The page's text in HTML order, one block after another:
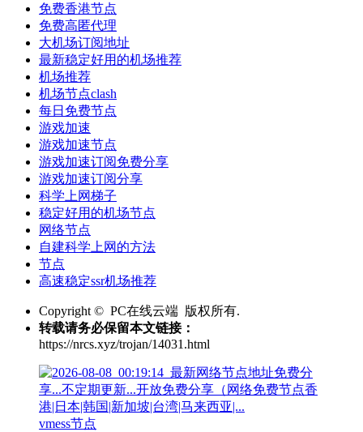
免费香港节点
免费高匿代理
大机场订阅地址
最新稳定好用的机场推荐
机场推荐
机场节点clash
每日免费节点
游戏加速
游戏加速节点
游戏加速订阅免费分享
游戏加速订阅分享
科学上网梯子
稳定好用的机场节点
网络节点
自建科学上网的方法
节点
高速稳定ssr机场推荐
Copyright © PC在线云端 版权所有.
转载请务必保留本文链接：
https://nrcs.xyz/trojan/14031.html
vmess节点